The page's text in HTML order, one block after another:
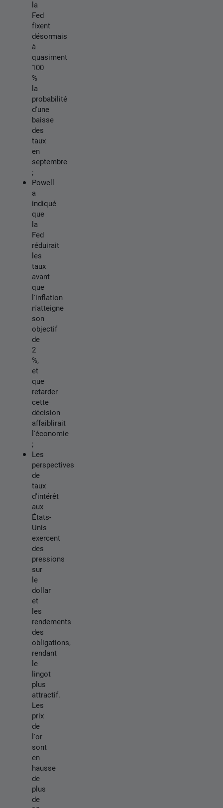
la
Fed
fixent
désormais
à
quasiment
100
%
la
probabilité
d'une
baisse
des
taux
en
septembre
;
Powell
a
indiqué
que
la
Fed
réduirait
les
taux
avant
que
l'inflation
n'atteigne
son
objectif
de
2
%,
et
que
retarder
cette
décision
affaiblirait
l'économie
;
Les
perspectives
de
taux
d'intérêt
aux
États-
Unis
exercent
des
pressions
sur
le
dollar
et
les
rendements
des
obligations,
rendant
le
lingot
plus
attractif.
Les
prix
de
l'or
sont
en
hausse
de
plus
de